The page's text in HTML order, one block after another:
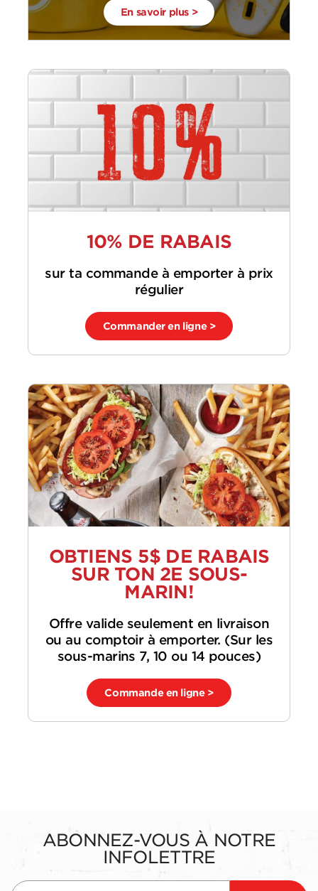
En savoir plus >
10% DE RABAIS
sur ta commande à emporter à prix
régulier
Commander en ligne >
OBTIENS 5$ DE RABAIS
SUR TON 2E SOUS-
MARIN!
Offre valide seulement en livraison
ou au comptoir à emporter. (Sur les
sous-marins 7, 10 ou 14 pouces)
Commande en ligne >
ABONNEZ-VOUS À NOTRE
INFOLETTRE